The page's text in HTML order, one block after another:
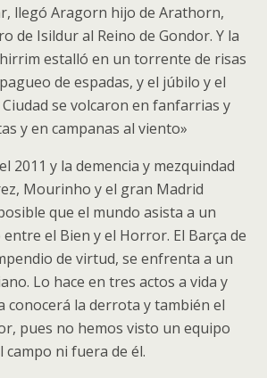
llegó Aragorn hijo de Arathorn,
de Isildur al Reino de Gondor. Y la
estalló en un torrente de risas
de espadas, y el júbilo y el
se volcaron en fanfarrias y
y en campanas al viento»
2011 y la demencia y mezquindad
Mourinho y el gran Madrid
que el mundo asista a un
el Bien y el Horror. El Barça de
de virtud, se enfrenta a un
Lo hace en tres actos a vida y
conocerá la derrota y también el
pues no hemos visto un equipo
ni fuera de él.